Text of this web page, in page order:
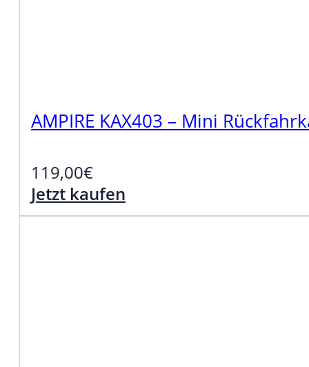
AMPIRE KAX403 – Mini
119,00€
Jetzt kaufen